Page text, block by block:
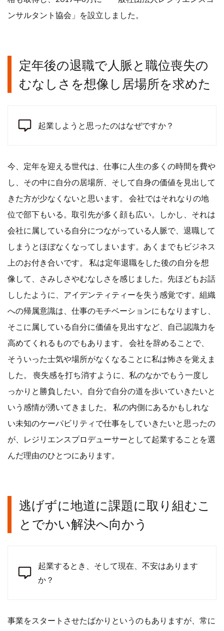
ンサルタント協会」を設立しました。
定年後の退職で人脈と職位喪失の
むなしさを想像し居場所を求めた
起業しようと思ったのはなぜですか？
今、定年を迎える世代は、仕事に人生の多くの時間を費や
し、その中に自分の居場所、そして自身の価値を見出して
きた方が少なくないと思います。 会社ではそれなりの地
位で部下もいる。取引先が多く顔も広い。しかし、それは
会社に属している自分につながっている人脈で、退職して
しまうとほぼなくなってしまいます。あくまでもビジネス
上のお付き合いです。 私は定年退職をした後の自分を想
像して、さみしさやむなしさを感じました。先ほどもお話
ししたように、アイデンティティーを失う感覚です。組織
への帰属意識は、仕事のモチベーションにもなりますし、
そこに属している自分に価値を見出すなど、自己認識力を
高めてくれるものでもあります。 会社を辞めることで、
そういった士気や場所がなくなることに私は怖さを覚えま
した。 喪失感を打ち消すように、私のなかでもう一度し
っかりと勝負したい。自分で自分の道を歩いていきたいと
いう感情が湧いてきました。 私の内側にあるかもしれな
い未知のケーパビリティで仕事をしていきたいと思ったの
が、レジリエンスプロデューサーとして起業することを選
んだ理由のひとつにあります。
逃げずに地道に課題に取り組むこ
とでかい解決へ向かう
起業するとき、そして現在、不安はあります
か？
事業をスタートさせたばかりというのもありますが、常に